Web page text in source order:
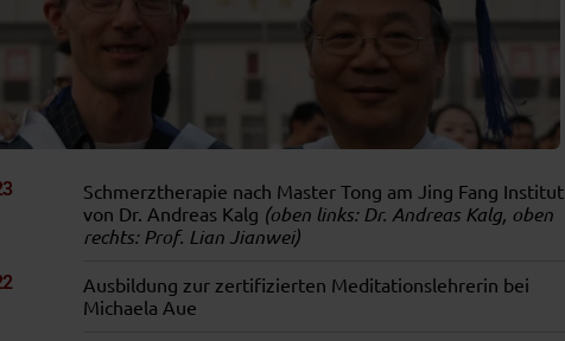
Schmerztherapie nach Master Tong am Jing Fang Institut
von Dr. Andreas Kalg (oben links: Dr. Andreas Kalg, oben
rechts: Prof. Lian Jianwei)
Ausbildung zur zertifizierten Meditationslehrerin bei
Michaela Aue